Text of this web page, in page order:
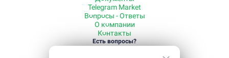
Telegram Market
Вопросы - Ответы
О компании
Контакты
Есть вопросы?